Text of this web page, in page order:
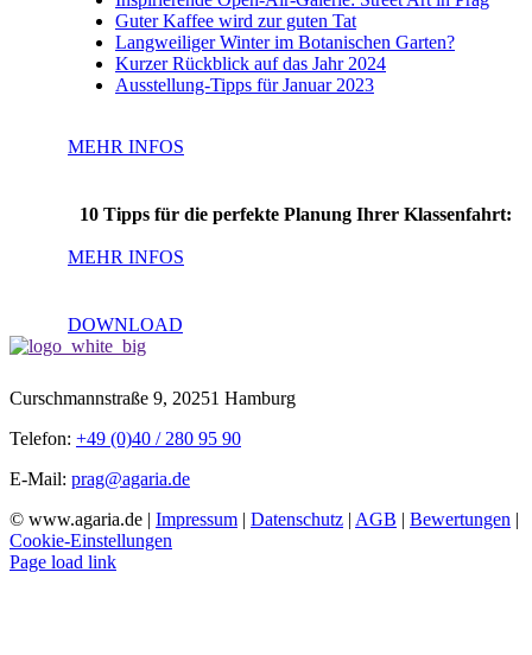
Guter Kaffee wird zur guten Tat
Langweiliger Winter im Botanischen Garten?
Kurzer Rückblick auf das Jahr 2024
Ausstellung-Tipps für Januar 2023
MEHR INFOS
10 Tipps für die perfekte Planung Ihrer Klassenfahrt:
MEHR INFOS
DOWNLOAD
Curschmannstraße 9, 20251 Hamburg
Telefon: +49 (0)40 / 280 95 90
E-Mail: prag@agaria.de
© www.agaria.de | Impressum | Datenschutz | AGB | Bewertungen |
Cookie-Einstellungen
Page load link